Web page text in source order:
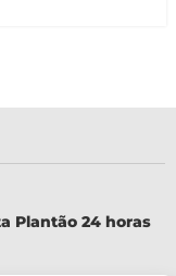
Plantão 24 horas